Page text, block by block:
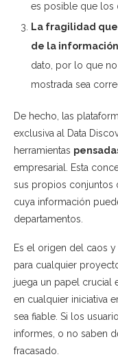
es posible que los
La fragilidad
de la información
dato, por lo que
mostrada sea
De hecho, las
exclusiva al Data
herramientas
empresarial. Esta
sus propios conjuntos
cuya información
departamentos.
Es el origen del caos
para cualquier
juega un papel crucial
en cualquier iniciativa
sea fiable. Si los
informes, o no saben
fracasado.